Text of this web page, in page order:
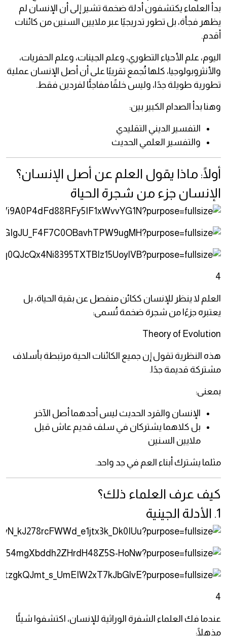
بدأ العلماء يكتشفون أدلة ضخمة تشير إلى أن الإنسان لم
يظهر فجأة، بل تطور تدريجيًا عبر ملايين السنين من كائنات
أقدم.
اليوم، علم الأحياء التطوري، وعلم الجينات، وعلم الحفريات،
والأنثروبولوجيا، كلها تُجمع تقريبًا على أن أصل الإنسان عملية
تطورية طويلة جدًا، وليس خلقًا مفاجئًا لفردين فقط.
وهنا بدأ الصدام الكبير بين:
التفسير الديني التقليدي
والتفسير العلمي الحديث
أولًا: ماذا يقول العلم عن أصل الإنسان؟
الإنسان جزء من شجرة الحياة
4
العلم لا ينظر للإنسان ككائن منفصل عن بقية الحياة، بل
يعتبره جزءًا من شجرة ضخمة تُسمى:
Theory of Evolution
هذه النظرية تقول إن جميع الكائنات الحية مرتبطة بأسلاف
مشتركة قديمة جدًا.
بمعنى:
الإنسان والقرد الحديث ليس أحدهما أصل الآخر
بل كلاهما يشتركان في سلف قديم عاش قبل
ملايين السنين
مثلما يشترك أبناء العم في جد واحد.
كيف عرف العلماء ذلك؟
1. الأدلة الجينية
4
عندما فك العلماء الشفرة الوراثية للإنسان، اكتشفوا شيئًا
مذهلًا: